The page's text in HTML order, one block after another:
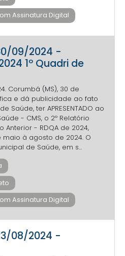
Assinatura Digital
09/2024 -
1º Quadri de
Corumbá (MS), 30 de
e dá publicidade ao fato
Saúde, ter APRESENTADO ao
- CMS, o 2º Relatório
Anterior - RDQA de 2024,
à agosto de 2024. O
de Saúde, em s...
Assinatura Digital
08/2024 -